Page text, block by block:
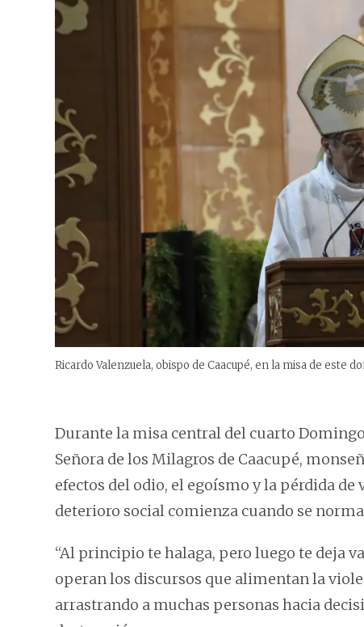
Ricardo Valenzuela, obispo de Caacupé, en la misa de este
Durante la misa central del cuarto
Señora de los Milagros de Caacupé,
efectos del odio, el egoísmo y la pérdida
deterioro social comienza cuando se
“Al principio te halaga, pero luego te deja
operan los discursos que alimentan la
arrastrando a muchas personas hacia